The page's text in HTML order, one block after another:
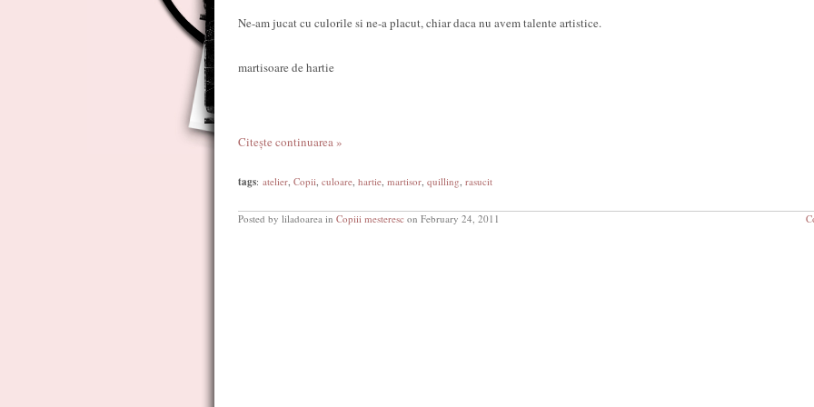
Ne-am jucat cu culorile si ne-a placut, chiar daca nu avem talente artistice.
martisoare de hartie
Citește continuarea »
tags: atelier, Copii, culoare, hartie, martisor, quilling, rasucit
Posted by liladoarea in Copiii mesteresc on February 24, 2011